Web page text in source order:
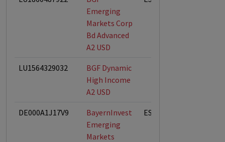
Emerging
Markets Corp
Bd Advanced
A2 USD
LU1564329032
BGF Dynamic
High Income
A2 USD
DE000A1J17V9
BayernInvest
Emerging
Markets
ESG-Fonds